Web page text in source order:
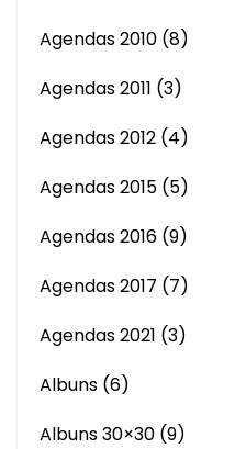
Agendas 2010 (8)
Agendas 2011 (3)
Agendas 2012 (4)
Agendas 2015 (5)
Agendas 2016 (9)
Agendas 2017 (7)
Agendas 2021 (3)
Albuns (6)
Albuns 30×30 (9)